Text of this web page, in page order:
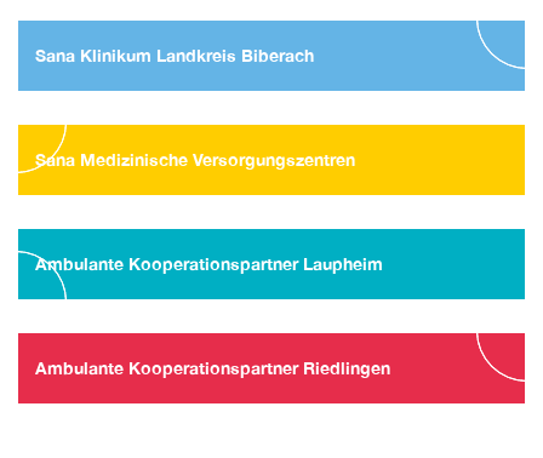
Sana Klinikum Landkreis Biberach
Sana Medizinische Versorgungszentren
Ambulante Kooperationspartner Laupheim
Ambulante Kooperationspartner Riedlingen